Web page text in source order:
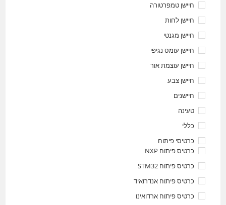
חיישן טמפרטורה
חיישן לחות
חיישן מגנטי
חיישן עומס נגיפי
חיישן עוצמת אור
חיישן צבע
חיישנים
טעינה
כללי
כרטיסי פיתוח
כרטיס פיתוח NXP
כרטיס פיתוח STM32
כרטיס פיתוח אנדרואיד
כרטיס פיתוח ארדואינו